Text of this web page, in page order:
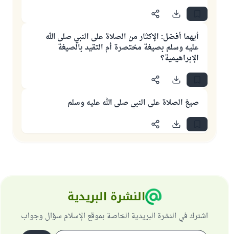
أيهما أفضل: الإكثار من الصلاة على النبي صلى الله
عليه وسلم بصيغة مختصرة أم التقيد بالصيغة
الإبراهيمية؟
صيغ الصلاة على النبي صلى الله عليه وسلم
النشرة البريدية
اشترك في النشرة البريدية الخاصة بموقع الإسلام سؤال وجواب